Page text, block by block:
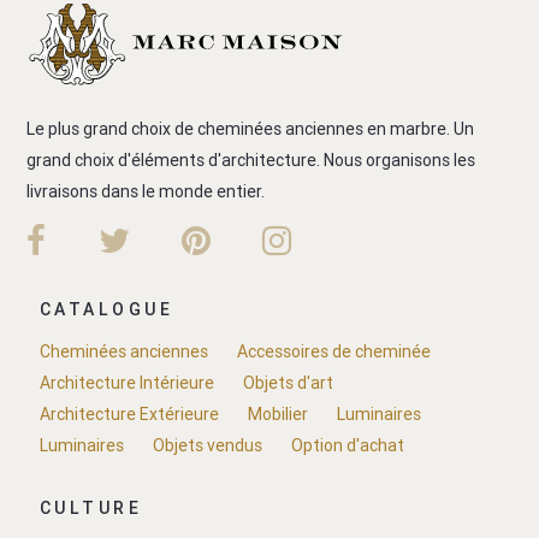
Le plus grand choix de cheminées anciennes en marbre. Un
grand choix d'éléments d'architecture. Nous organisons les
livraisons dans le monde entier.
CATALOGUE
Cheminées anciennes
Accessoires de cheminée
Architecture Intérieure
Objets d'art
Architecture Extérieure
Mobilier
Luminaires
Luminaires
Objets vendus Option d'achat
CULTURE